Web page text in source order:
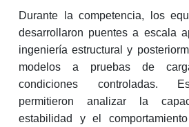
Durante la competencia, los
desarrollaron puentes a escala
ingeniería estructural y
modelos a pruebas de
condiciones controladas.
permitieron analizar la
estabilidad y el